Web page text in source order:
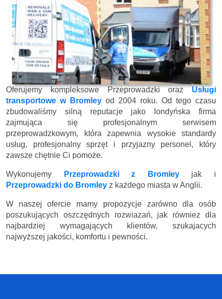
Oferujemy kompleksowe Przeprowadzki orazUsługi
transportowe w Bromley od 2004 roku. Od tego czasu
zbudowaliśmy silną reputacje jako londyńska firma
zajmująca się profesjonalnym serwisem
przeprowadzkowym, która zapewnia wysokie standardy
usług, profesjonalny sprzęt i przyjazny personel, który
zawsze chętnie Ci pomoże.
Wykonujemy Przeprowadzki z Bromleyjak i
Przeprowadzki do Bromley z każdego miasta w Anglii.
W naszej ofercie mamy propozycje zarówno dla osób
poszukujących oszczędnych rozwiazań, jak równiez dla
najbardziej wymagających klientów, szukajacych
najwyższej jakości, komfortu i pewności.